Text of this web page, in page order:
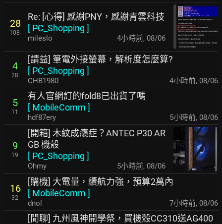
28
108
Re: [心得] 感謝PNY，感謝青雲科技
[ PC_Shopping ]
mileslo 4小時前, 08/06
4
28
[請益] 筆電外接螢幕，解析度怎麼算?
[ PC_Shopping ]
CHB1980 4小時前, 08/06
5
11
有人官網訂的fold8已出貨了嗎
[ MobileComm ]
hdf87ery 5小時前, 08/06
9
19
[開箱] 木紋成癮症？ANTEC P30 AR
GB 機殼
[ PC_Shopping ]
Ohmy 5小時前, 08/06
16
32
[購機] 大電量，續航力強，預算2萬內
[ MobileComm ]
dnol 7小時前, 08/06
[閒聊] 九州風神開學祭，買機殼CC310送AG400